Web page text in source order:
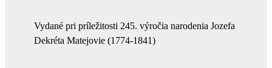
Vydané pri príležitosti 245. výročia narodenia Jozefa
Dekréta Matejovie (1774-1841)